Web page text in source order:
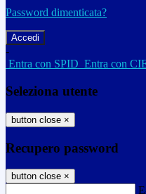
Password dimenticata?
-
Entra con SPID Entra con
Seleziona utente
button close ×
Recupero password
button close ×